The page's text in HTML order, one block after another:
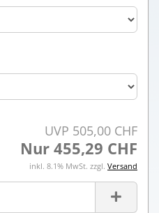
UVP 505,00 CHF
Nur 455,29 CHF
inkl. 8.1% MwSt. zzgl. Versand